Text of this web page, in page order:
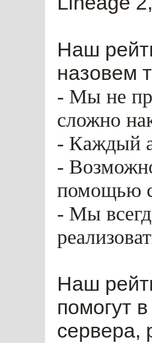
Наш
назовем
- Мы не
сложно
- Каждый
-
помощью
- Мы
Наш
помогут
сервера,